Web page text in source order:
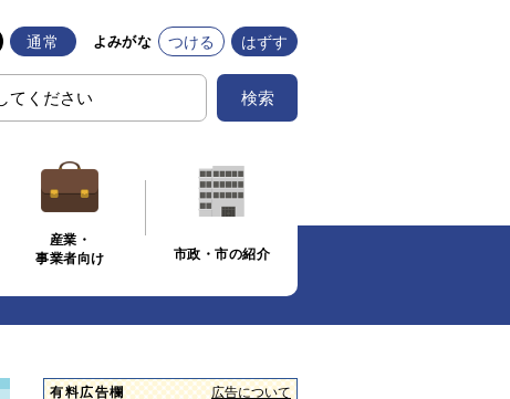
通常 よみがな つける はずす
検索
産業・
事業者向け
市政・市の紹介
有料広告欄 広告について